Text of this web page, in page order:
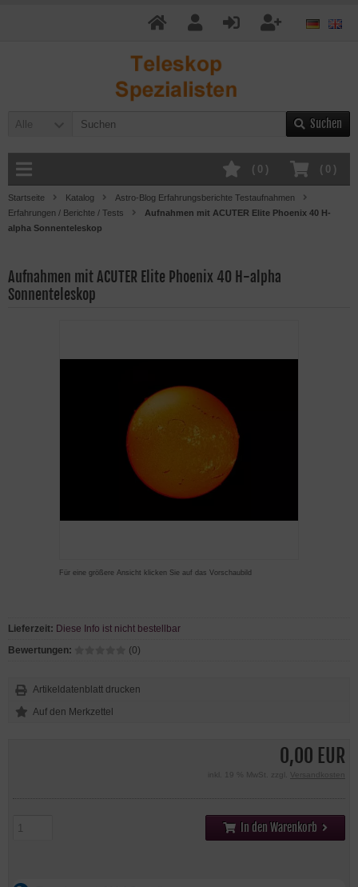
Alle Suchen
( 0 )
( 0 )
Startseite Katalog
Astro-Blog Erfahrungsberichte Testaufnahmen
Erfahrungen / Berichte / Tests
Aufnahmen mit ACUTER Elite Phoenix 40 H-
alpha Sonnenteleskop
Aufnahmen mit ACUTER Elite Phoenix 40 H-alpha
Sonnenteleskop
Für eine größere Ansicht klicken Sie auf das Vorschaubild
0,00 EUR
inkl. 19 % MwSt. zzgl. Versandkosten
In den Warenkorb
Lieferzeit: Diese Info ist nicht bestellbar
Bewertungen:
(0)
Artikeldatenblatt drucken